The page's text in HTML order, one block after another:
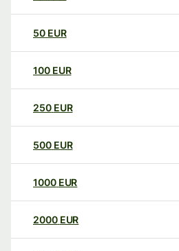
50 EUR
100 EUR
250 EUR
500 EUR
1000 EUR
2000 EUR